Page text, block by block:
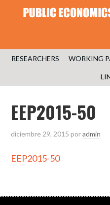
RESEARCHERS WORKING
EEP2015-50
diciembre 29, 2015 poradmin
EEP2015-50